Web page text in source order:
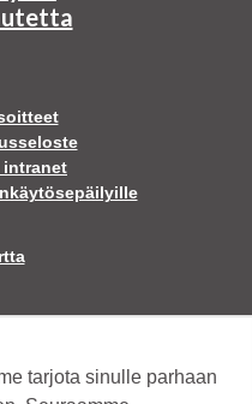
intranet
tarjota sinulle parhaan